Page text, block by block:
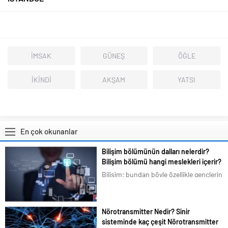
İMSAK GÜNEŞ ÖĞLE
İKİNDİ AKŞAM YATSI
En çok okunanlar
Bilişim bölümünün dalları nelerdir?
Bilişim bölümü hangi meslekleri içerir?
Bilişim; bundan böyle özellikle gençlerin
en basit bir şeyi bile akıllı telefonlarımız
üzerindeki uygulamalardan...
Nörotransmitter Nedir? Sinir
sisteminde kaç çeşit Nörotransmitter